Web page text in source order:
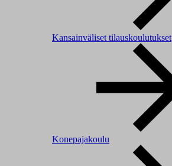
Kansainväliset tilauskoulutukset
Konepajakoulu